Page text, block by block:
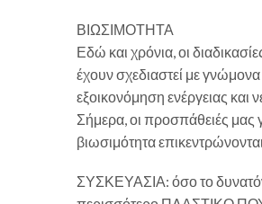
ΒΙΩΣΙΜΟΤΗΤΑ
Εδώ και χρόνια, οι
έχουν σχεδιαστεί με γνώμονα
εξοικονόμηση ενέργειας και
Σήμερα, οι προσπάθειές μας
βιωσιμότητα
ΣΥΣΚΕΥΑΣΙΑ: όσο το